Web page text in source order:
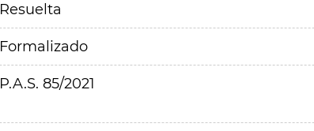
Resuelta
Formalizado
P.A.S. 85/2021